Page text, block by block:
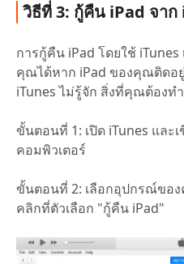
วิธีที่ 3: กู้คืน iPad จาก
การกู้คืน iPad โดยใช้
คุณได้หาก iPad ของคุณติดอ
iTunes ไม่รู้จัก สิ่งที่คุณต้อง
ขั้นตอนที่ 1: เปิด iTunes แล
คอมพิวเตอร์
ขั้นตอนที่ 2: เลือกอุปกรณ์ขอ
คลิกที่ตัวเลือก "กู้คืน iPad"